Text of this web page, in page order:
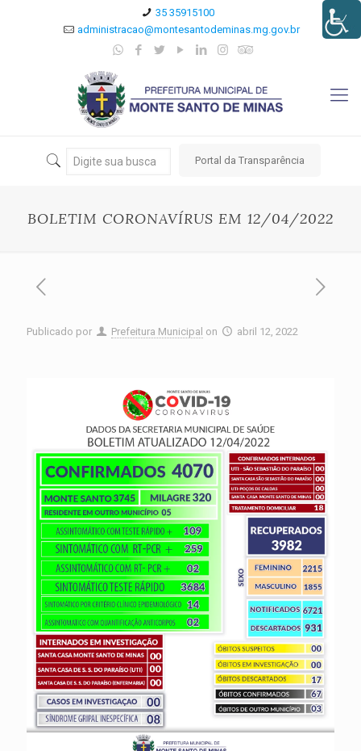
35 35915100
administracao@montesantodeminas.mg.gov.br
Portal da Transparência
BOLETIM CORONAVÍRUS EM 12/04/2022
Publicado por Prefeitura Municipal on abril 12, 2022